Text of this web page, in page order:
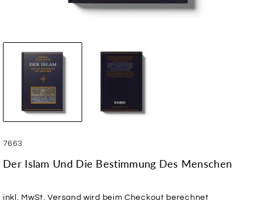
SKU:
7663
Der Islam Und Die Bestimmung Des Menschen
inkl. MwSt.Versand wird beim Checkout berechnet